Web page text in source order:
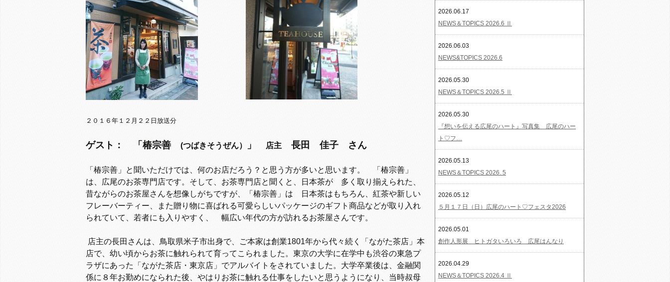
２０１６年１２月２２日放送分
ゲスト： 「椿宗善 (つばきそうぜん） 」 店主 長田 佳子 さん
「椿宗善」と聞いただけでは、何のお店だろう？と思う方が多いと思います。
「椿宗善」
は、広尾のお茶専門店です。そして、お茶専門店と聞くと、日本茶が 多く取り揃えられた、
昔ながらのお茶屋さんを想像しがちですが、「椿宗善」は 日本茶はもちろん、紅茶や新しい
フレーバーティー、また贈り物に喜ばれる可愛らしいパッケージのギフト商品などが取り入れ
られていて、若者にも入りやすく、 幅広い年代の方が訪れるお茶屋さんです。
店主の長田さんは、鳥取県米子市出身で、ご本家は創業1801年から代々続く「ながた茶店」本
店で、幼い頃からお茶に触れられて育ってこられました。東京の大学に在学中も渋谷の東急プ
ラザにあった「ながた茶店・東京店」でアルバイトをされていました。大学卒業後は、金融関
係に８年お勤めになられた後、やはりお茶に触れる仕事をしたいと思うようになり、当時叔母
2026.06.17
NEWS＆TOPICS 2026.6 Ⅱ
2026.06.03
NEWS&TOPICS 2026.6
2026.05.30
NEWS＆TOPICS 2026.5 Ⅱ
2026.05.30
『想いを伝える広尾のハート』写真集 広尾のハー
ト♡フ…
2026.05.13
NEWS＆TOPICS 2026. 5
2026.05.12
５月１７日（日）広尾のハート♡フェスタ2026
2026.05.01
創作人形展 ヒトガタいろいろ 広尾はんなり
2026.04.29
NEWS＆TOPICS 2026.4 Ⅱ